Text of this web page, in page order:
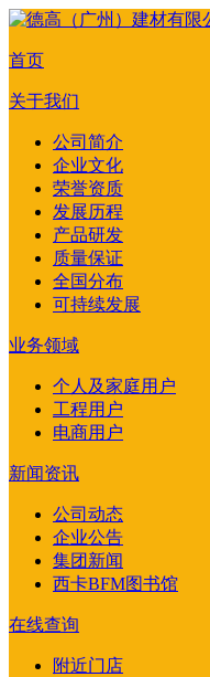
首页
关于我们
公司简介
企业文化
荣誉资质
发展历程
产品研发
质量保证
全国分布
可持续发展
业务领域
个人及家庭用户
工程用户
电商用户
新闻资讯
公司动态
企业公告
集团新闻
西卡BFM图书馆
在线查询
附近门店